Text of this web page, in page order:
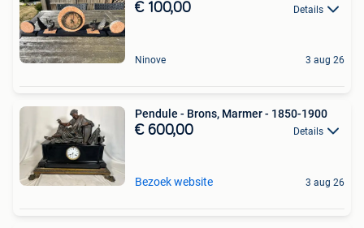
€ 100,00 Details
Ninove 3 aug 26
Pendule - Brons, Marmer - 1850-1900
€ 600,00 Details
Bezoek website 3 aug 26